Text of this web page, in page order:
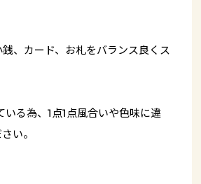
、カード、お札をバランス良くス
る為、1点1点風合いや色味に違
い。